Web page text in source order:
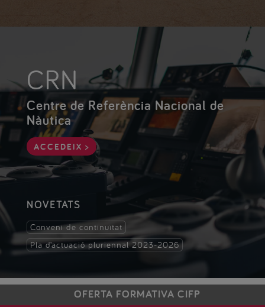
CRN
Centre de Referència Nacional de
Nàutica
ACCEDEIX >
NOVETATS
Conveni de continuïtat
Pla d’actuació pluriennal 2023-2026
OFERTA FORMATIVA CIFP